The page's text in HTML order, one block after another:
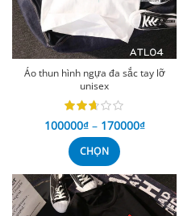
Áo thun hình ngựa đa sắc tay lỡ
unisex
100000₫ – 170000₫
CHỌN